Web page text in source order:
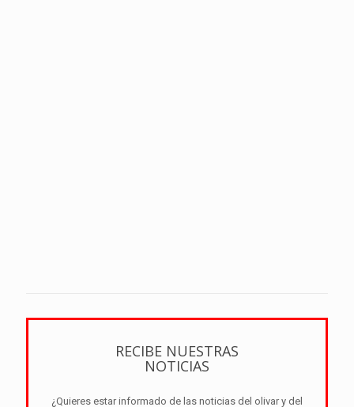
RECIBE NUESTRAS
NOTICIAS
¿Quieres estar informado de las noticias del olivar y del